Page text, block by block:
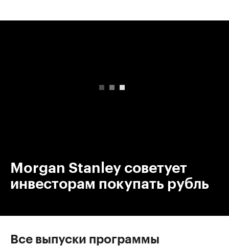
Morgan Stanley советует
инвесторам покупать рубль
Все выпуски программы